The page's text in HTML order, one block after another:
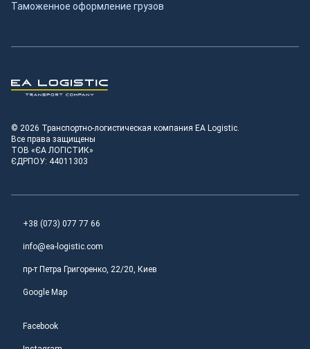
Таможенное оформление грузов
© 2026 Транспортно-логистическая компания EA Logistic.
Все права защищены
ТОВ «ЄА ЛОГІСТИК»
ЄДРПОУ: 44011303
+38 (073) 077 77 66
info@ea-logistic.com
пр-т Петра Григоренко, 22/20, Киев
Google Map
Facebook